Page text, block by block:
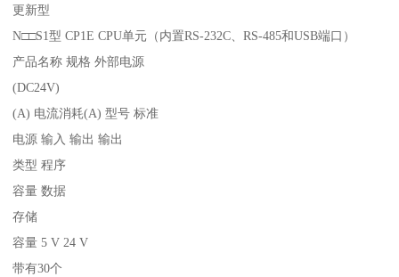
更新型
N□□S1型 CP1E CPU单元（内置RS-232C、RS-485和USB端口）
产品名称 规格 外部电源
(DC24V)
(A) 电流消耗(A) 型号 标准
电源 输入 输出 输出
类型 程序
容量 数据
存储
容量 5 V 24 V
带有30个